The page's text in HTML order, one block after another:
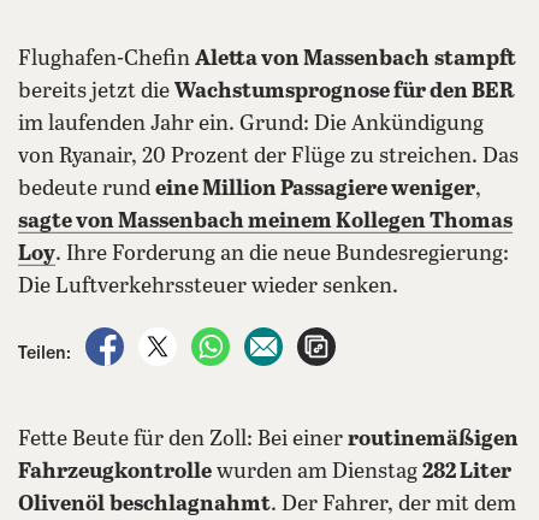
Flughafen-Chefin Aletta von Massenbach stampft
bereits jetzt die Wachstumsprognose für den BER
im laufenden Jahr ein. Grund: Die Ankündigung
von Ryanair, 20 Prozent der Flüge zu streichen. Das
bedeute rund eine Million Passagiere weniger,
sagte von Massenbach meinem Kollegen Thomas
Loy. Ihre Forderung an die neue Bundesregierung:
Die Luftverkehrssteuer wieder senken.
Teilen:
auf Facebook teilen
auf X teilenper WhatsApp teilen
per E-Mail teilen
Fette Beute für den Zoll: Bei einer routinemäßigen
Fahrzeugkontrolle wurden am Dienstag 282 Liter
Olivenöl beschlagnahmt. Der Fahrer, der mit dem